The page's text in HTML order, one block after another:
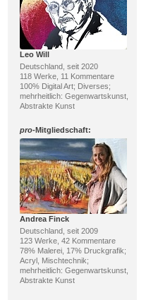
Leo Will
Deutschland, seit 2020
118 Werke, 11 Kommentare
100% Digital Art; Diverses;
mehrheitlich: Gegenwartskunst,
Abstrakte Kunst
pro-Mitgliedschaft:
Andrea Finck
Deutschland, seit 2009
123 Werke, 42 Kommentare
78% Malerei, 17% Druckgrafik;
Acryl, Mischtechnik;
mehrheitlich: Gegenwartskunst,
Abstrakte Kunst